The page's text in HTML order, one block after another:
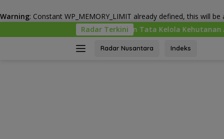
Warning: Constant WP_MEMORY_LIMIT already defined, this will be
ke
Radar Terkini
Bangun Tata Kelola Kehutanan Antikorupsi
Radar Nusantara Indeks